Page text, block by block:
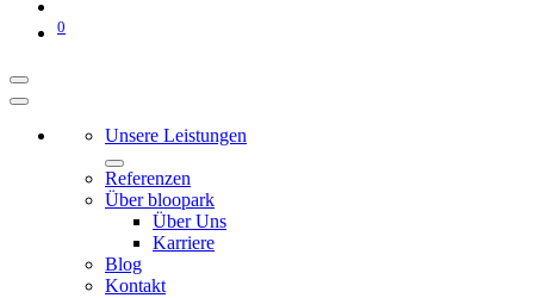
0
Unsere Leistungen
Referenzen
Über bloopark
Über Uns
Karriere
Blog
Kontakt